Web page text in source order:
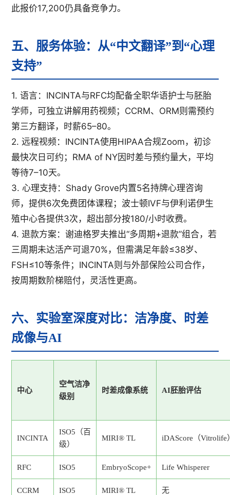
此报价17,200仍具备竞争力。
五、服务体验：从“中文翻译”到“心理
支持”
1. 语言：INCINTA与RFC均配备全职华语护士与胚胎
学师，可独立讲解用药视频；CCRM、ORM则需预约
第三方翻译，时薪65–80。
2. 远程视频：INCINTA使用HIPAA合规Zoom，初诊
最快次日可约；RMA of NY因时差与预约量大，平均
等待7–10天。
3. 心理支持：Shady Grove内置5名持牌心理咨询
师，提供6次免费团体课程；波士顿IVF与伊利诺伊生
殖中心各提供3次，超出部分按180/小时收费。
4. 退款方案：谢迪格罗夫推出“多周期+退款”组合，若
三周期未达活产可退70%，但需满足年龄≤38岁、
FSH≤10等条件；INCINTA则与外部保险公司合作，
按周期数阶梯赔付，灵活性更高。
六、实验室深度对比：洁净度、时差
成像与AI
中心
空气洁净
级别
时差成像系统 AI胚胎评估
INCINTA
ISO5（百
级）
MIRI® TL iDAScore（Vitrolife
RFC ISO5 EmbryoScope+ Life Whisperer
CCRM ISO5 MIRI® TL 无